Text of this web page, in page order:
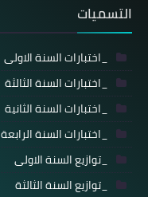
التسميات
_اختبارات السنة الاولى
_اختبارات السنة الثالثة
_اختبارات السنة الثانية
_اختبارات السنة الرابعة
_توازيع السنة الاولى
_توازيع السنة الثالثة